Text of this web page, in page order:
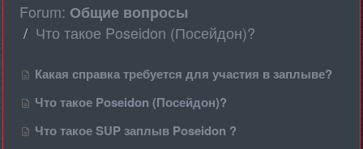
Forum: Общие вопросы
Что такое Poseidon (Посейдон)?
Какая справка требуется для участия в заплыве?
Что такое Poseidon (Посейдон)?
Что такое SUP заплыв Poseidon ?